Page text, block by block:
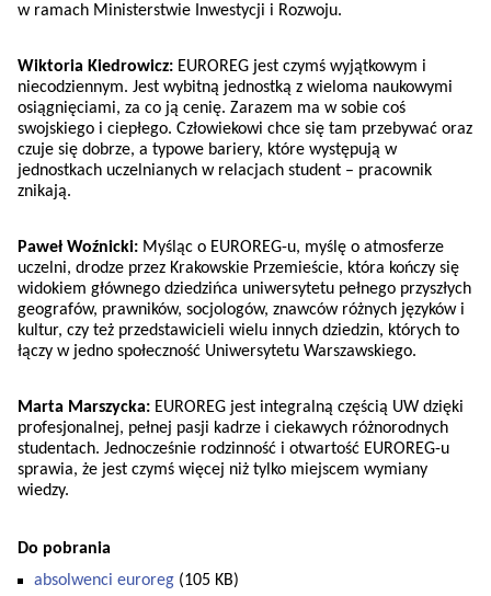
w ramach Ministerstwie Inwestycji i Rozwoju.
Wiktoria Kiedrowicz: EUROREG jest czymś wyjątkowym i
niecodziennym. Jest wybitną jednostką z wieloma naukowymi
osiągnięciami, za co ją cenię. Zarazem ma w sobie coś
swojskiego i ciepłego. Człowiekowi chce się tam przebywać oraz
czuje się dobrze, a typowe bariery, które występują w
jednostkach uczelnianych w relacjach student – pracownik
znikają.
Paweł Woźnicki: Myśląc o EUROREG-u, myślę o atmosferze
uczelni, drodze przez Krakowskie Przemieście, która kończy się
widokiem głównego dziedzińca uniwersytetu pełnego przyszłych
geografów, prawników, socjologów, znawców różnych języków i
kultur, czy też przedstawicieli wielu innych dziedzin, których to
łączy w jedno społeczność Uniwersytetu Warszawskiego.
Marta Marszycka: EUROREG jest integralną częścią UW dzięki
profesjonalnej, pełnej pasji kadrze i ciekawych różnorodnych
studentach. Jednocześnie rodzinność i otwartość EUROREG-u
sprawia, że jest czymś więcej niż tylko miejscem wymiany
wiedzy.
Do pobrania
absolwenci euroreg (105 KB)